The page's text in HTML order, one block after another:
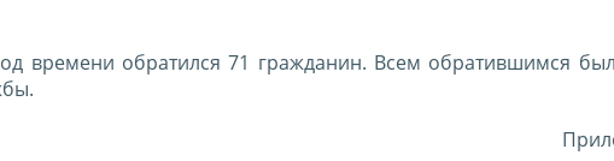
времени обратился 71 гражданин. Всем обратившимся